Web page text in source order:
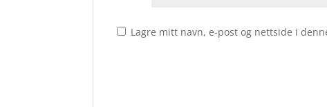
Lagre mitt navn, e-post og nettside i